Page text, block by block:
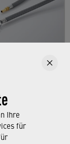
Ihre
für
über das